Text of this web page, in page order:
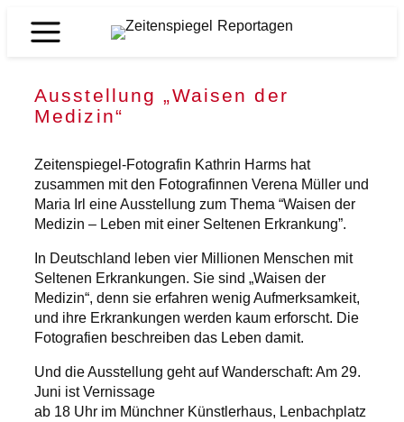
Inhalt
Zeitenspiegel
Ausstellung „Waisen der
Medizin“
Zeitenspiegel-Fotografin Kathrin Harms hat
zusammen mit den Fotografinnen Verena Müller und
Maria Irl eine Ausstellung zum Thema “Waisen der
Medizin – Leben mit einer Seltenen Erkrankung”.
In Deutschland leben vier Millionen Menschen mit
Seltenen Erkrankungen. Sie sind „Waisen der
Medizin“, denn sie erfahren wenig Aufmerksamkeit,
und ihre Erkrankungen werden kaum erforscht. Die
Fotografien beschreiben das Leben damit.
Und die Ausstellung geht auf Wanderschaft: Am 29.
Juni ist Vernissage
ab 18 Uhr im Münchner Künstlerhaus, Lenbachplatz